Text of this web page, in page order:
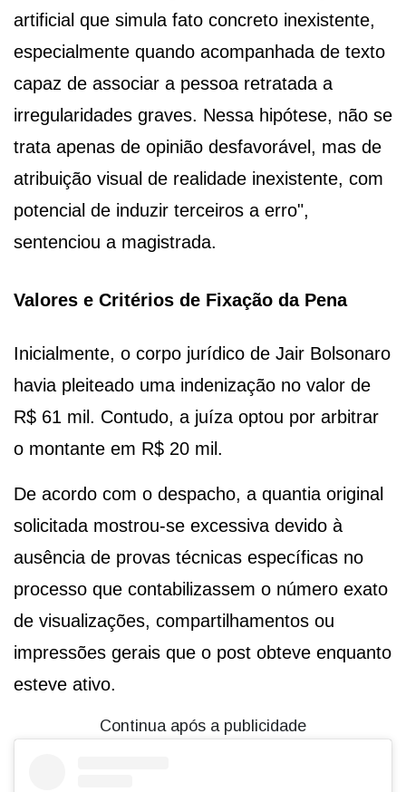
artificial que simula fato concreto inexistente,
especialmente quando acompanhada de texto
capaz de associar a pessoa retratada a
irregularidades graves. Nessa hipótese, não se
trata apenas de opinião desfavorável, mas de
atribuição visual de realidade inexistente, com
potencial de induzir terceiros a erro",
sentenciou a magistrada.
Valores e Critérios de Fixação da Pena
Inicialmente, o corpo jurídico de Jair Bolsonaro
havia pleiteado uma indenização no valor de
R$ 61 mil. Contudo, a juíza optou por arbitrar
o montante em R$ 20 mil.
De acordo com o despacho, a quantia original
solicitada mostrou-se excessiva devido à
ausência de provas técnicas específicas no
processo que contabilizassem o número exato
de visualizações, compartilhamentos ou
impressões gerais que o post obteve enquanto
esteve ativo.
Continua após a publicidade